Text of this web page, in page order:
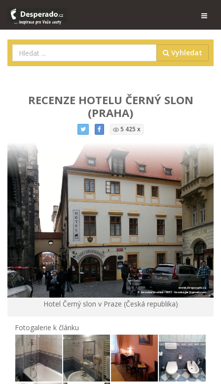
Vyhledat
RECENZE HOTELU ČERNÝ SLON
(PRAHA)
5 425 x
Hotel Černý slon v Praze (Česká republika)
Fotogalerie k článku